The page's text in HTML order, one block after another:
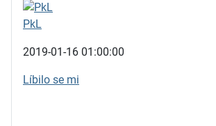
PkL
2019-01-16 01:00:00
Líbilo se mi